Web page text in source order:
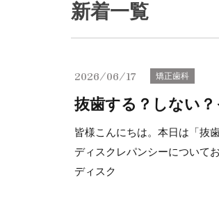
新着一覧
2026/06/17 矯正歯科
抜歯する？しない
皆様こんにちは。本日は「抜
ディスクレパンシーについて
ディスク